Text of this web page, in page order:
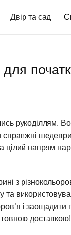
Двір та сад
рукоділлям.
цілий напрям
з
та
і заощадити
доставкою!